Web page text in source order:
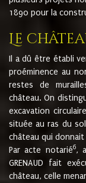
1890 pour la
Le
Il a dû être établi
proéminence au
restes de
château. On
excavation
située au ras du
château qui
Par acte notarié6,
GRENAUD fait
château, celle